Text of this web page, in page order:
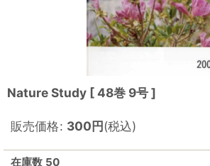
Nature Study [ 48巻 9号 ]
販売価格: 300円(税込)
在庫数 50